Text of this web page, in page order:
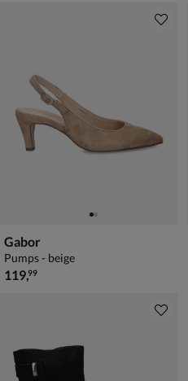
Gabor
Pumps - beige
€ 119,99
119,99